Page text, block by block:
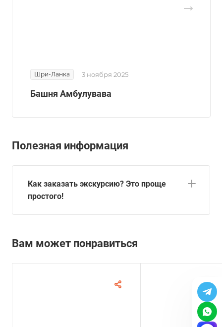
Шри-Ланка 3 ноября 2025
Башня Амбулувава
Полезная информация
Как заказать экскурсию? Это проще
простого!
Вам может понравиться